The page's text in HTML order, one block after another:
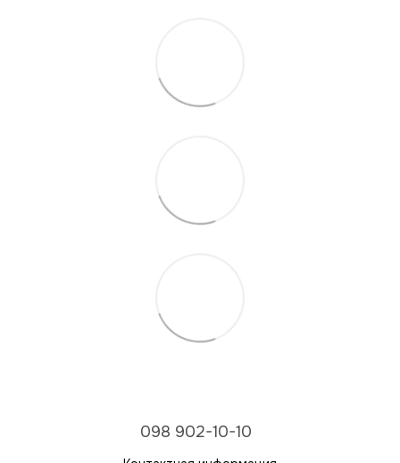
098 902-10-10